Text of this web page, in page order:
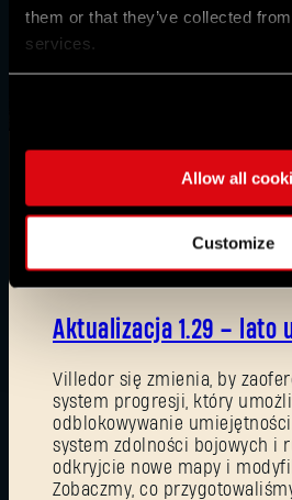
them or that they’ve collected
services.
Allow all
Customize
Aktualizacja 1.29 – lato
Villedor się zmienia, by
system progresji, który
odblokowywanie
system zdolności bojowych i
odkryjcie nowe mapy i
Zobaczmy, co